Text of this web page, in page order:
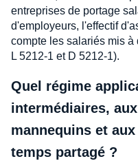
entreprises de portage
d'employeurs, l'effectif
compte les salariés mis à
L 5212-1 et D 5212-1).
Quel régime
intermédiaires,
mannequins et
temps partagé ?